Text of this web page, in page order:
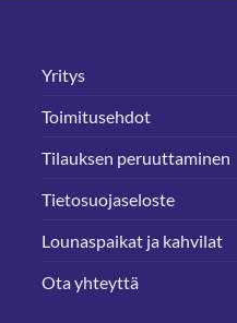
Yritys
Toimitusehdot
Tilauksen peruuttaminen
Tietosuojaseloste
Lounaspaikat ja kahvilat
Ota yhteyttä